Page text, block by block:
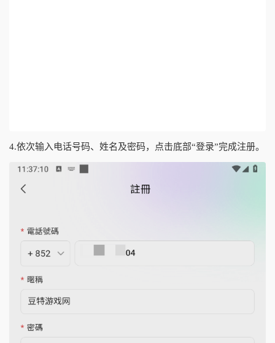
4.依次输入电话号码、姓名及密码，点击底部“登录”完成注册。